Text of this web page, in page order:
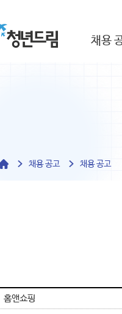
채용
채용 공고 채용 공고
홈앤쇼핑